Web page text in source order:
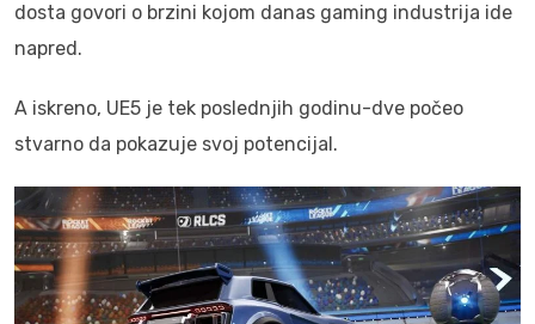
dosta govori o brzini kojom danas gaming industrija ide
napred.
A iskreno, UE5 je tek poslednjih godinu-dve počeo
stvarno da pokazuje svoj potencijal.